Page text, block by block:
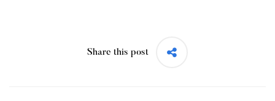
Share this post